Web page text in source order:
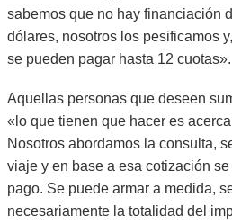
sabemos que no hay financiación
dólares, nosotros los pesificamos
se pueden pagar hasta 12 cuotas».
Aquellas personas que deseen
«lo que tienen que hacer es
Nosotros abordamos la consulta,
viaje y en base a esa cotización
pago. Se puede armar a medida,
necesariamente la totalidad del